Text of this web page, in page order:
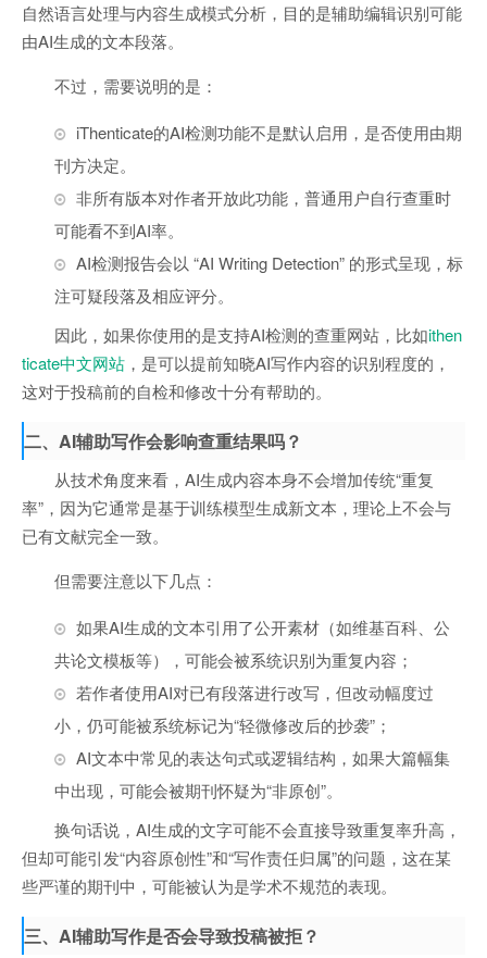
自然语言处理与内容生成模式分析，目的是辅助编辑识别可能
由AI生成的文本段落。
不过，需要说明的是：
iThenticate的AI检测功能不是默认启用，是否使用由期
刊方决定。
非所有版本对作者开放此功能，普通用户自行查重时
可能看不到AI率。
AI检测报告会以 “AI Writing Detection” 的形式呈现，标
注可疑段落及相应评分。
因此，如果你使用的是支持AI检测的查重网站，比如ithen
ticate中文网站 ，是可以提前知晓AI写作内容的识别程度的，
这对于投稿前的自检和修改十分有帮助的。
二、AI辅助写作会影响查重结果吗？
从技术角度来看，AI生成内容本身不会增加传统“重复
率”，因为它通常是基于训练模型生成新文本，理论上不会与
已有文献完全一致。
但需要注意以下几点：
如果AI生成的文本引用了公开素材（如维基百科、公
共论文模板等），可能会被系统识别为重复内容；
若作者使用AI对已有段落进行改写，但改动幅度过
小，仍可能被系统标记为“轻微修改后的抄袭”；
AI文本中常见的表达句式或逻辑结构，如果大篇幅集
中出现，可能会被期刊怀疑为“非原创”。
换句话说，AI生成的文字可能不会直接导致重复率升高，
但却可能引发“内容原创性”和“写作责任归属”的问题，这在某
些严谨的期刊中，可能被认为是学术不规范的表现。
三、AI辅助写作是否会导致投稿被拒？